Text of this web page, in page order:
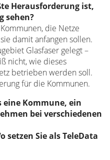
Herausforderung ist,
sehen?
die Netze
damit anfangen sollen.
Glasfaser gelegt –
nicht, wie dieses
betrieben werden soll.
für die Kommunen.
eine Kommune, ein
bei verschiedenen
Sie als TeleData